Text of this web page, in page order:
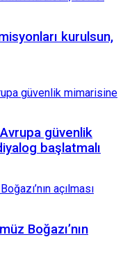
kurulsun,
güvenlik
başlatmalı
Boğazı’nın